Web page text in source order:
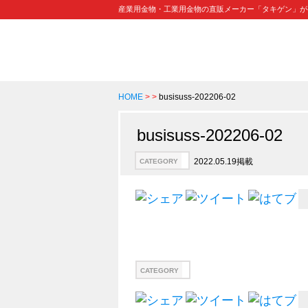
産業用金物・工業用金物の直販メーカー「タキゲン」
HOME > > busisuss-202206-02
busisuss-202206-02
CATEGORY 2022.05.19掲載
CATEGORY